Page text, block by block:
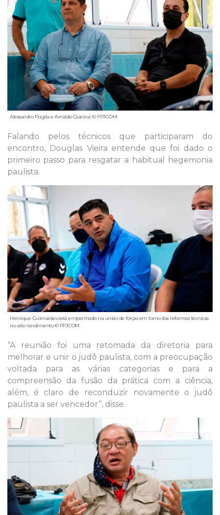
Alessandro Puglia e Arnaldo Queiroz © FPJCOM
Falando pelos técnicos que participaram do
encontro, Douglas Vieira entende que foi dado o
primeiro passo para resgatar a habitual hegemonia
paulista.
Henrique Guimarães está empenhado na união de forças em torno das reformas técnicas
no alto rendimento © FPJCOM
“A reunião foi uma retomada da diretoria para
melhorar e unir o judô paulista, com a preocupação
voltada para as várias categorias e para a
compreensão da fusão da prática com a ciência,
além, é claro de reconduzir novamente o judô
paulista a ser vencedor”, disse.